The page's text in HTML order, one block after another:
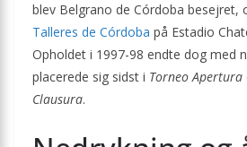
blev Belgrano de Córdoba besejret,
Talleres de Córdoba på Estadio
Opholdet i 1997-98 endte dog med
placerede sig sidst i Torneo Apertura
Clausura.